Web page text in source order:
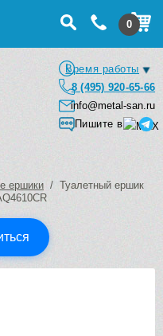
0
Время работы
8 (495) 920-65-66
info@metal-san.ru
Пишите в
ершики / Туалетный ершик